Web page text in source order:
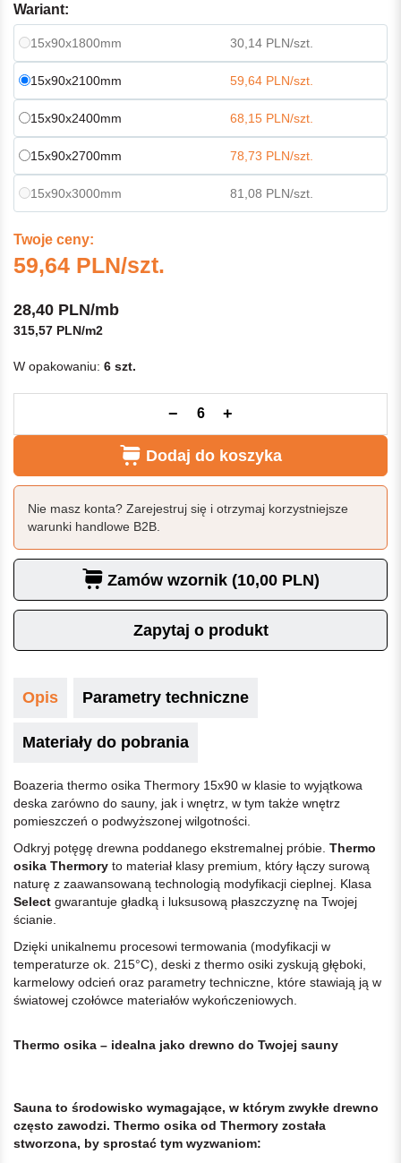
Wariant:
15x90x1800mm 30,14 PLN/szt.
15x90x2100mm 59,64 PLN/szt.
15x90x2400mm 68,15 PLN/szt.
15x90x2700mm 78,73 PLN/szt.
15x90x3000mm 81,08 PLN/szt.
Twoje ceny:
59,64 PLN/szt.
28,40 PLN/mb
315,57 PLN/m2
W opakowaniu: 6 szt.
− +
Dodaj do koszyka
Nie masz konta? Zarejestruj się i otrzymaj korzystniejsze
warunki handlowe B2B.
Zamów wzornik (10,00 PLN)
Zapytaj o produkt
Opis Parametry techniczne
Materiały do pobrania
Boazeria thermo osika Thermory 15x90 w klasie to wyjątkowa
deska zarówno do sauny, jak i wnętrz, w tym także wnętrz
pomieszczeń o podwyższonej wilgotności.
Odkryj potęgę drewna poddanego ekstremalnej próbie. Thermo
osika Thermory to materiał klasy premium, który łączy surową
naturę z zaawansowaną technologią modyfikacji cieplnej. Klasa
Select gwarantuje gładką i luksusową płaszczyznę na Twojej
ścianie.
Dzięki unikalnemu procesowi termowania (modyfikacji w
temperaturze ok. 215°C), deski z thermo osiki zyskują głęboki,
karmelowy odcień oraz parametry techniczne, które stawiają ją w
światowej czołówce materiałów wykończeniowych.
Thermo osika – idealna jako drewno do Twojej sauny
Sauna to środowisko wymagające, w którym zwykłe drewno
często zawodzi. Thermo osika od Thermory została
stworzona, by sprostać tym wyzwaniom: